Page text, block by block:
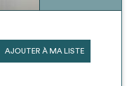
AJOUTER À MA LISTE